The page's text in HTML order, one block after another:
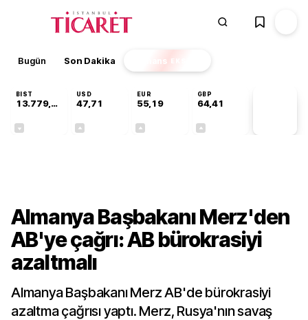
Bugün Son Dakika Finans EKSTRA
BIST
13.779,39
USD
47,71
EUR
55,19
GBP
64,41
Almanya Başbakanı Merz'den
AB'ye çağrı: AB bürokrasiyi
azaltmalı
Almanya Başbakanı Merz AB'de bürokrasiyi
azaltma çağrısı yaptı. Merz, Rusya'nın savaş